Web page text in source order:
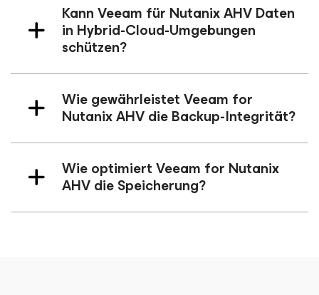
Kann Veeam für Nutanix AHVDaten
in Hybrid-Cloud-Umgebungen
schützen?
Wie gewährleistet Veeam for
Nutanix AHVdie Backup-Integrität?
Wie optimiert Veeam for Nutanix
AHVdie Speicherung?